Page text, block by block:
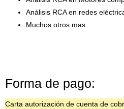
Análisis RCA en redes
Muchos otros mas
Forma de pago:
Carta autorización de cuenta de